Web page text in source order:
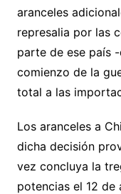
aranceles
represalia por las
parte de ese país
comienzo de la
total a las
Los aranceles a
dicha decisión
vez concluya la
potencias el 12 de